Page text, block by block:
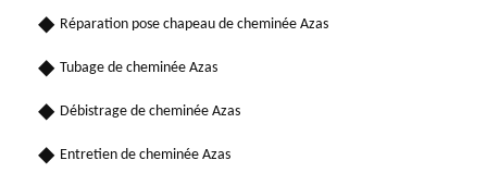
Réparation pose chapeau de cheminée Azas
Tubage de cheminée Azas
Débistrage de cheminée Azas
Entretien de cheminée Azas